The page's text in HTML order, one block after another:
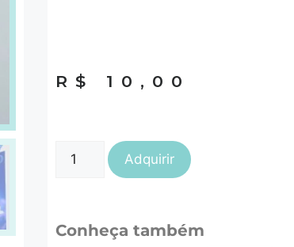
R$ 10,00
Adquirir
Conheça também